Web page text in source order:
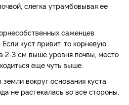
слегка утрамбовывая ее
саженцев
Если куст привит, то корневую
2-3 см выше уровня почвы, место
еще чуть выше.
вокруг основания куста,
не растекалась во все стороны.